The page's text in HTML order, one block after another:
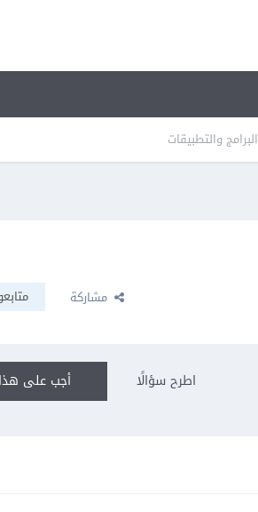
البرامج والتطبيقات
مشاركة
أجب على اطرح سؤالًا